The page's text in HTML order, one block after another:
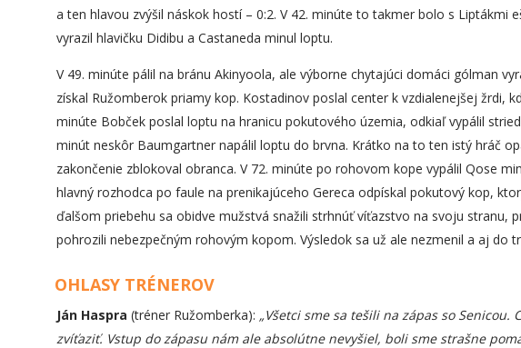
a ten hlavou zvýšil náskok hostí – 0:2. V 42. minúte to takmer bolo s Liptákmi
vyrazil hlavičku Didibu a Castaneda minul loptu.
V 49. minúte pálil na bránu Akinyoola, ale výborne chytajúci domáci gólman
získal Ružomberok priamy kop. Kostadinov poslal center k vzdialenejšej žrdi,
minúte Bobček poslal loptu na hranicu pokutového územia, odkiaľ vypálil
minút neskôr Baumgartner napálil loptu do brvna. Krátko na to ten istý hráč
zakončenie zblokoval obranca. V 72. minúte po rohovom kope vypálil Qose
hlavný rozhodca po faule na prenikajúceho Gereca odpískal pokutový kop,
ďalšom priebehu sa obidve mužstvá snažili strhnúť víťazstvo na svoju stranu,
pohrozili nebezpečným rohovým kopom. Výsledok sa už ale nezmenil a aj do
OHLASY TRÉNEROV
Ján Haspra (tréner Ružomberka): „Všetci sme sa tešili na zápas so
zvíťaziť. Vstup do zápasu nám ale absolútne nevyšiel, boli sme strašne